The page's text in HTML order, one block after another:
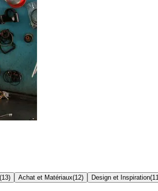
(13) Achat et Matériaux(12) Design et Inspiration(11